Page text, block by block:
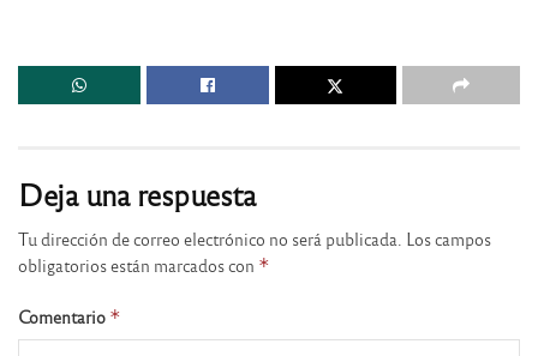
Deja una respuesta
Tu dirección de correo electrónico no será publicada. Los campos
obligatorios están marcados con *
Comentario *